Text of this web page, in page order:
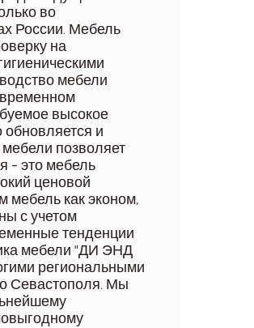
во
России. Мебель
на
мебели
высокое
и
позволяет
- это мебель
ценовой
мебель как эконом,
с учетом
тенденции
мебели "ДИ ЭНД
региональными
Севастополя. Мы